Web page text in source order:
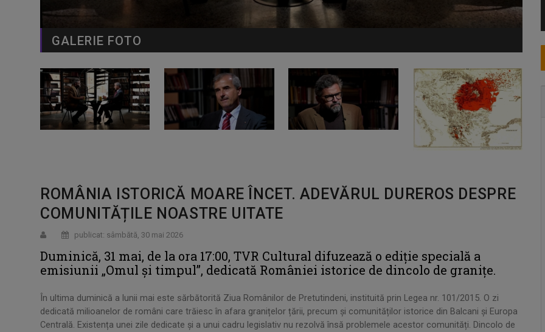
GALERIE FOTO
ROMÂNIA ISTORICĂ MOARE ÎNCET. ADEVĂRUL DUREROS DESPRE
COMUNITĂȚILE NOASTRE UITATE
publicat: sâmbătă, 30 mai 2026
Duminică, 31 mai, de la ora 17:00, TVR Cultural difuzează o ediție specială a
emisiunii „Omul și timpul”, dedicată României istorice de dincolo de granițe.
În ultima duminică a lunii mai este sărbătorită Ziua Românilor de Pretutindeni, instituită prin Legea nr. 101/2015. O zi
dedicată milioanelor de români care trăiesc în afara granițelor țării, precum și comunităților istorice din Balcani și Europa
Centrală. Existența unei zile dedicate și a unui cadru legislativ nu rezolvă însă problemele acestor comunități. Dincolo de